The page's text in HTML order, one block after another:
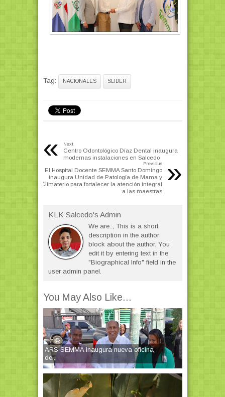
Tag: NACIONALES SLIDER
« Next
Centro Odontológico Díaz Dental inaugura
modernas instalaciones en Salcedo
»
Previous
El Hospital Docente SEMMA Santo Domingo
inaugura Unidad de Patología de Mama y
Climaterio para fortalecer la atención integral
a las maestras
KLK Salcedo's Admin
We are.., This is a short
description in the author
block about the author. You
edit it by entering text in the
"Biographical Info" field in the
user admin panel.
You May Also Like...
ARS SEMMA inaugura nueva oficina
de...